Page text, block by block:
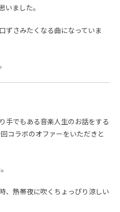
いました。
ずさみたくなる曲になっていま
手でもある音楽人生のお話をする
コラボのオファーをいただきと
、熱帯夜に吹くちょっぴり涼しい